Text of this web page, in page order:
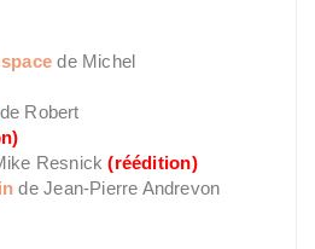
de Michel
de Robert
Resnick(réédition)
de Jean-Pierre Andrevon